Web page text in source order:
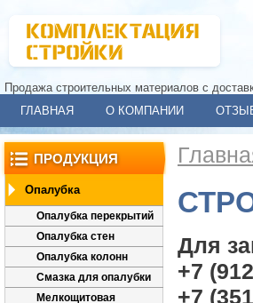
Продажа строительных материалов с
ГЛАВНАЯ О КОМПАНИИ
ПРОДУКЦИЯ
Опалубка
Опалубка перекрытий
Опалубка стен
Опалубка колонн
Смазка для опалубки
Мелкощитовая
Для
+7
+7